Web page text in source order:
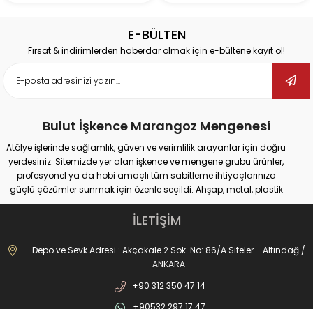
E-BÜLTEN
Fırsat & indirimlerden haberdar olmak için e-bültene kayıt ol!
Bulut İşkence Marangoz Mengenesi
Atölye işlerinde sağlamlık, güven ve verimlilik arayanlar için doğru
yerdesiniz. Sitemizde yer alan işkence ve mengene grubu ürünler,
profesyonel ya da hobi amaçlı tüm sabitleme ihtiyaçlarınıza
güçlü çözümler sunmak için özenle seçildi. Ahşap, metal, plastik
gibi farklı yüzeylerde güvenli tutuş sağlayan ürünlerimiz;
marangozluk, kaynak, delme, montaj ve tamir gibi pek çok alanda
maksimum performans vadediyor.
İster büyük ölçekli sanayi tipi işler yapıyor olun, ister evde basit
onarımlar; doğru işkence ve mengeneyle hem iş güvenliğinizi
işkencelerden matkap mengenelerine, ray işkencelerinden kazancı
işkencesine kadar geniş ürün gamımızda her kullanım alanına
İLETİŞİM
Depo ve Sevk Adresi : Akçakale 2 Sok. No: 86/A Siteler - Altındağ /
ANKARA
+90 312 350 47 14
+90532 297 17 47